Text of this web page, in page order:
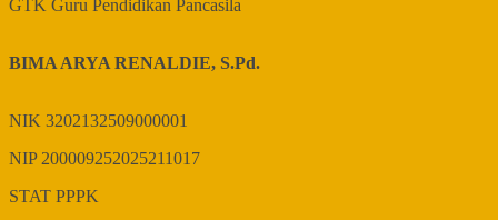
GTK Guru Pendidikan Pancasila
BIMA ARYA RENALDIE, S.Pd.
NIK 3202132509000001
NIP200009252025211017
STAT PPPK